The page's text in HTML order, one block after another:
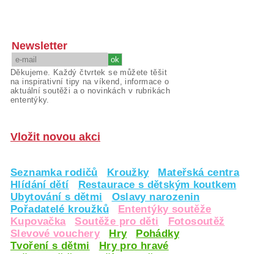
Newsletter
Děkujeme. Každý čtvrtek se můžete těšit
na inspirativní tipy na víkend, informace o
aktuální soutěži a o novinkách v rubrikách
ententýky.
Vložit novou akci
Seznamka rodičů Kroužky
Mateřská centra
Hlídání dětí
Restaurace s dětským koutkem
Ubytování s dětmi
Oslavy narozenin
Pořadatelé kroužků
Ententýky soutěže
Kupovačka
Soutěže pro děti
Fotosoutěž
Slevové vouchery
Hry
Pohádky
Tvoření s dětmi
Hry pro hravé